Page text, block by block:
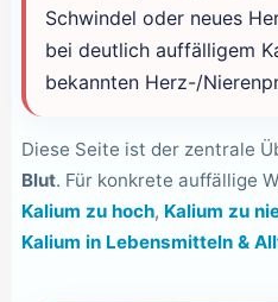
Schwindel oder neues
bei deutlich auffälligem
bekannten Herz-/
Diese Seite ist der zentrale
Blut. Für konkrete auffällige
Kalium zu hoch, Kalium zu
Kalium in Lebensmitteln &